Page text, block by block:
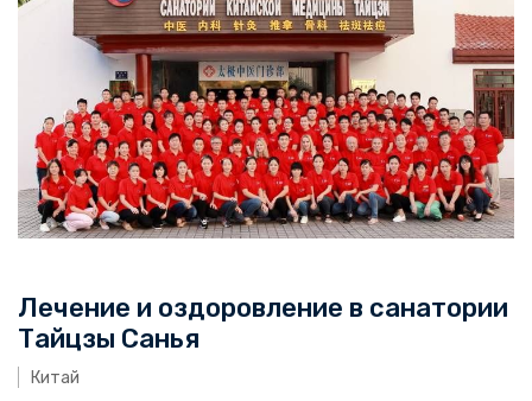
Лечение и оздоровление в санатории
Тайцзы Санья
Китай